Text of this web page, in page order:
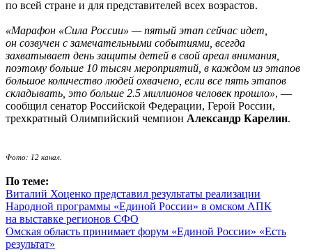
по всей стране и для представителей всех возрастов.
«Марафон «Сила России» — пятый этап сейчас идет,
он созвучен с замечательными событиями, всегда
захватывает день защиты детей в свой ареал внимания,
поэтому больше 10 тысяч мероприятий, в каждом из этапов
большое количество людей охвачено, если все пять этапов
складывать, это больше 2.5 миллионов человек прошло», —
сообщил сенатор Российской Федерации, Герой России,
трехкратный Олимпийский чемпион Александр Карелин.
Фото: 12 канал.
По теме:
Виталий Хоценко представил результаты реализации
Народной программы «Единой России» в омском АПК
на выставке регионов СФО
Омская область принимает форум «Единой России» «Есть
результат»